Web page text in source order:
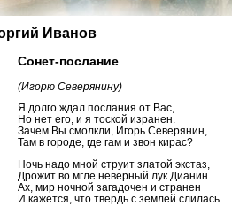
Иванов
Сонет-послание
(Игорю Северянину)
Я долго ждал послания от Вас,
Но нет его, и я тоской изранен.
Зачем Вы смолкли, Игорь Северянин,
Там в городе, где гам и звон кирас?
Ночь надо мной струит златой экстаз,
Дрожит во мгле неверный лук Дианин...
Ах, мир ночной загадочен и странен
И кажется, что твердь с землей слилась.